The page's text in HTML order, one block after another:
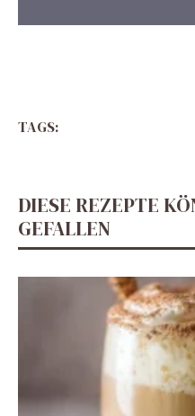
TAGS:
DIESE REZEPTE
GEFALLEN